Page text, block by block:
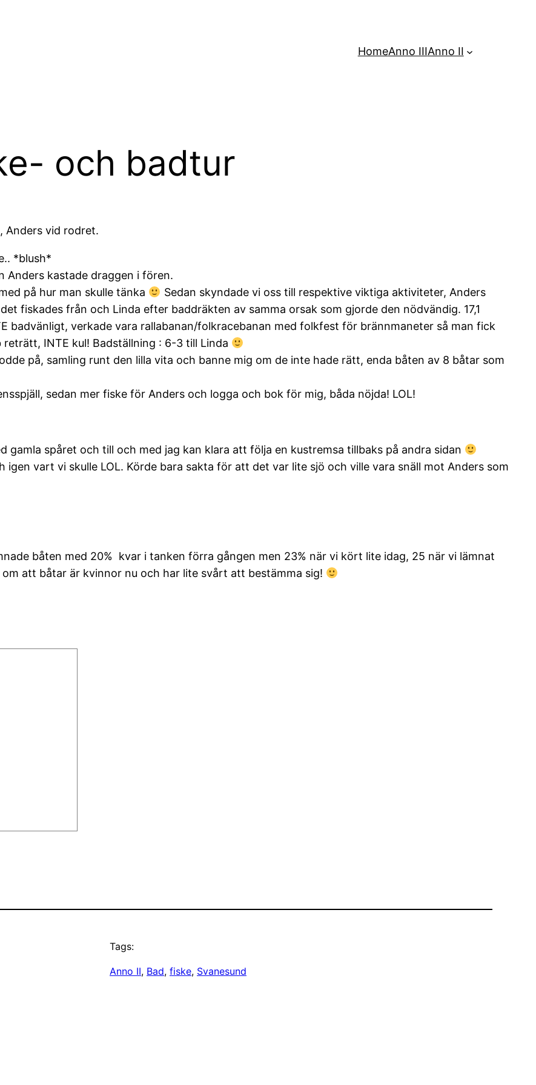
HomeAnno IIIAnno II
och badtur
Anders vid rodret.
*blush*
Anders kastade draggen i fören.
på hur man skulle tänka
Sedan skyndade vi oss till respektive viktiga aktiviteter, Anders
fiskades från och Linda efter baddräkten av samma orsak som gjorde den nödvändig. 17,1
badvänligt, verkade vara rallabanan/folkracebanan med folkfest för brännmaneter så man fick
INTE kul! Badställning : 6-3 till Linda
på, samling runt den lilla vita och banne mig om de inte hade rätt, enda båten av 8 båtar som
sedan mer fiske för Anders och logga och bok för mig, båda nöjda! LOL!
gamla spåret och till och med jag kan klara att följa en kustremsa tillbaks på andra sidan
igen vart vi skulle LOL. Körde bara sakta för att det var lite sjö och ville vara snäll mot Anders som
båten med 20% kvar i tanken förra gången men 23% när vi kört lite idag, 25 när vi lämnat
att båtar är kvinnor nu och har lite svårt att bestämma sig!
Tags:
Anno II, Bad, fiske, Svanesund